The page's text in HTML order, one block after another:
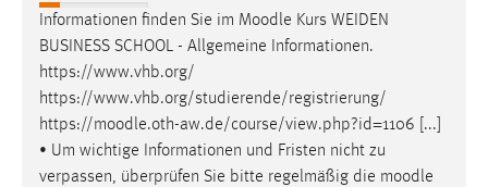
Informationen finden Sie im Moodle Kurs WEIDEN
BUSINESS SCHOOL - Allgemeine Informationen.
https://www.vhb.org/
https://www.vhb.org/studierende/registrierung/
https://moodle.oth-aw.de/course/view.php?id=1106 [...]
• Um wichtige Informationen und Fristen nicht zu
verpassen, überprüfen Sie bitte regelmäßig die moodle